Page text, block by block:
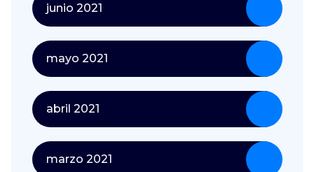
junio 2021
mayo 2021
abril 2021
marzo 2021